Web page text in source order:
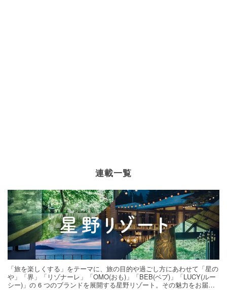
連載一覧
「旅を楽しくする」をテーマに、旅の目的や過ごし方にあわせて「星の
や」「界」「リゾナーレ」「OMO(おも)」「BEB(ベブ)」「LUCY(ルー
シー)」の 6 つのブランドを展開する星野リゾート。その魅力をお届け